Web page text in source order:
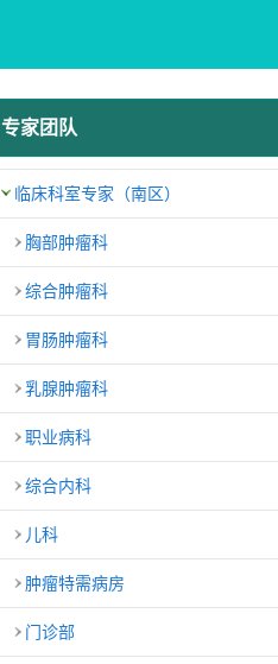
专家团队
临床科室专家（南区）
胸部肿瘤科
综合肿瘤科
胃肠肿瘤科
乳腺肿瘤科
职业病科
综合内科
儿科
肿瘤特需病房
门诊部